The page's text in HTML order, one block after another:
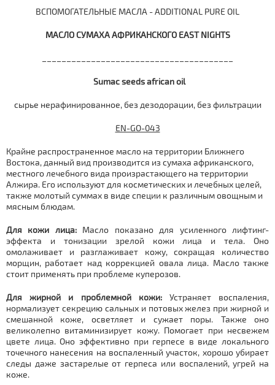
ВСПОМОГАТЕЛЬНЫЕ МАСЛА - ADDITIONAL PURE OIL
МАСЛО СУМАХА АФРИКАНСКОГО EAST NIGHTS
Sumac seeds african oil
сырье нерафинированное, без дезодорации, без фильтрации
EN-GO-043
Крайне распространенное масло на территории Ближнего
Востока, данный вид производится из сумаха африканского,
местного лечебного вида произрастающего на территории
Алжира. Его используют для косметических и лечебных целей,
также молотый суммах в виде специи к различным овощным и
мясным блюдам.
Для кожи лица:Масло показано для усиленного лифтинг-
эффекта и тонизации зрелой кожи лица и тела. Оно
омолаживает и разглаживает кожу, сокращая количество
морщин, работает над коррекцией овала лица. Масло также
стоит применять при проблеме куперозов.
Для жирной и проблемной кожи:Устраняет воспаления,
нормализует секрецию сальных и потовых желез при жирной и
смешанной коже, осветляет и сужает поры. Также оно
великолепно витаминизирует кожу. Помогает при несвежем
цвете лица. Оно эффективно при герпесе в виде локального
точечного нанесения на воспаленный участок, хорошо убирает
следы даже застарелые от герпеса или воспалений, угрей на
коже.